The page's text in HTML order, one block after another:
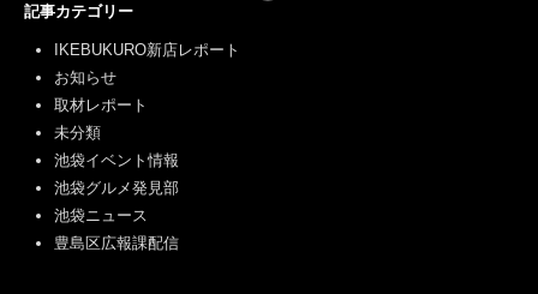
記事カテゴリー
IKEBUKURO新店レポート
お知らせ
取材レポート
未分類
池袋イベント情報
池袋グルメ発見部
池袋ニュース
豊島区広報課配信